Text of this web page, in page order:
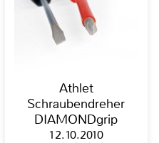
Athlet
Schraubendreher
DIAMONDgrip
12.10.2010